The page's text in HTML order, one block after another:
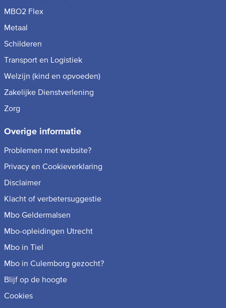
MBO2 Flex
Metaal
Schilderen
Transport en Logistiek
Welzijn (kind en opvoeden)
Zakelijke Dienstverlening
Zorg
Overige informatie
Problemen met website?
Privacy en Cookieverklaring
Disclaimer
Klacht of verbetersuggestie
Mbo Geldermalsen
Mbo-opleidingen Utrecht
Mbo in Tiel
Mbo in Culemborg gezocht?
Blijf op de hoogte
Cookies